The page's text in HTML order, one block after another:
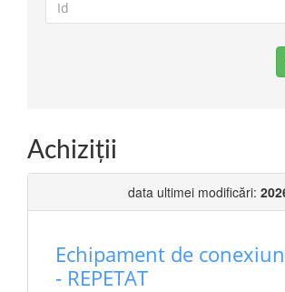
Achiziţii
data ultimei modificări:
Echipament de
- REPETAT